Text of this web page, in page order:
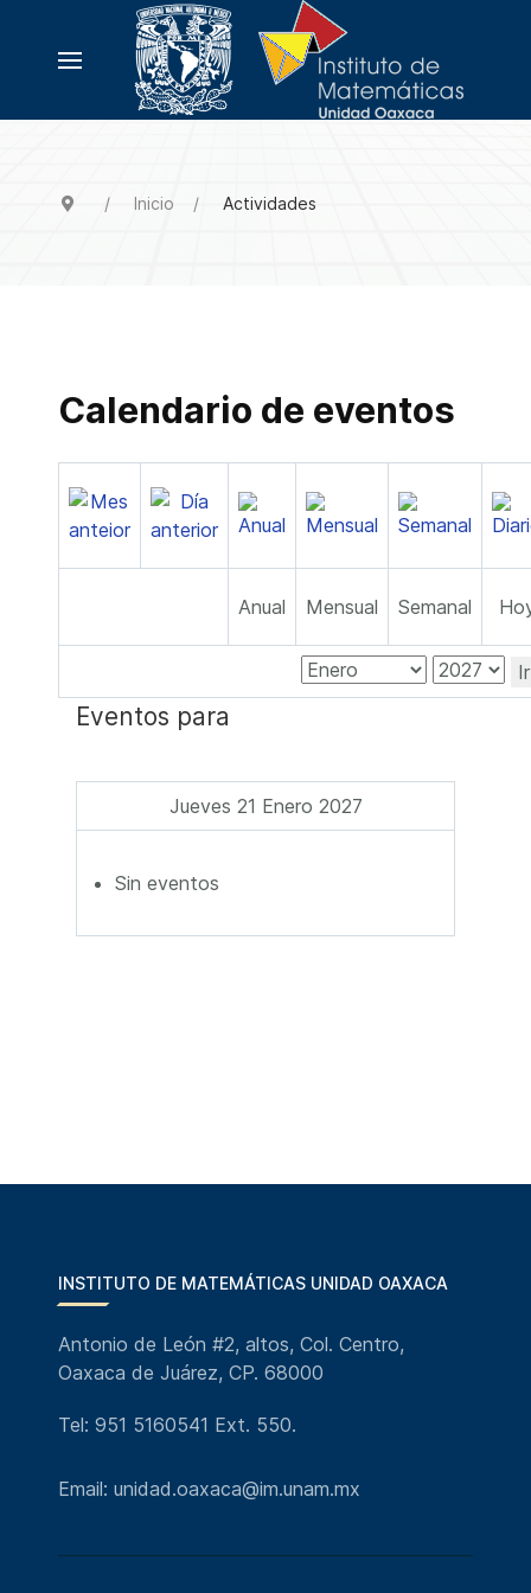
Inicio Actividades
Calendario de eventos
Anual Mensual Semanal
Eventos para
Jueves 21 Enero 2027
Sin eventos
INSTITUTO DE MATEMÁTICAS UNIDAD OAXACA
Antonio de León #2, altos, Col. Centro,
Oaxaca de Juárez, CP. 68000
Tel: 951 5160541 Ext. 550.
Email: unidad.oaxaca@im.unam.mx